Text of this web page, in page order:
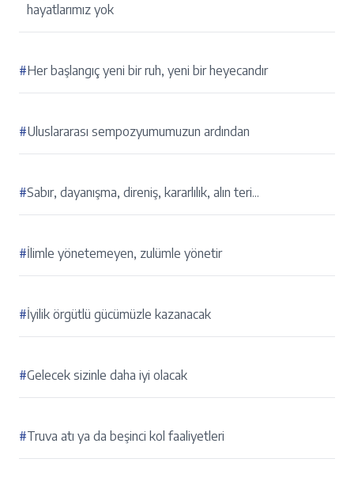
hayatlarımız yok
#Her başlangıç yeni bir ruh, yeni bir heyecandır
#Uluslararası sempozyumumuzun ardından
#Sabır, dayanışma, direniş, kararlılık, alın teri...
#İlimle yönetemeyen, zulümle yönetir
#İyilik örgütlü gücümüzle kazanacak
#Gelecek sizinle daha iyi olacak
#Truva atı ya da beşinci kol faaliyetleri